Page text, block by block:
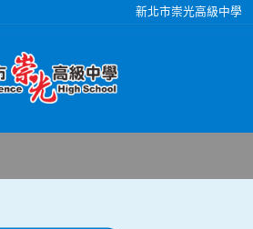
新北市崇光高級中學